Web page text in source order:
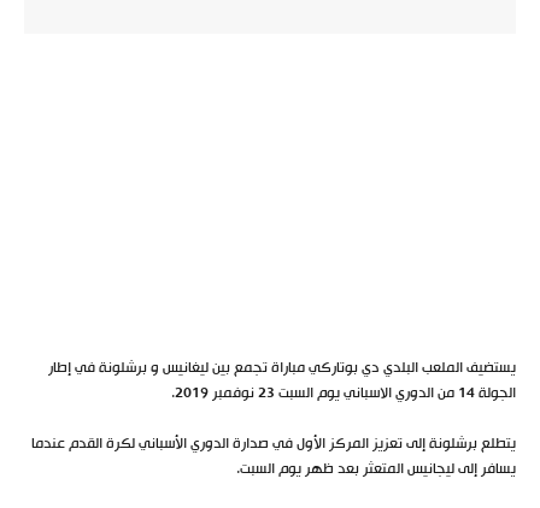
يستضيف الملعب البلدي دي بوتاركي مباراة تجمع بين ليغانيس و برشلونة في إطار
الجولة 14 من الدوري الاسباني يوم السبت 23 نوفمبر 2019.
يتطلع برشلونة إلى تعزيز المركز الأول في صدارة الدوري الأسباني لكرة القدم عندما
يسافر إلى ليجانيس المتعثر بعد ظهر يوم السبت.